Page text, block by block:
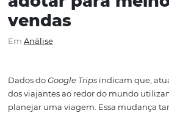
Marketing para
estratégias
vendas
EmAnálise